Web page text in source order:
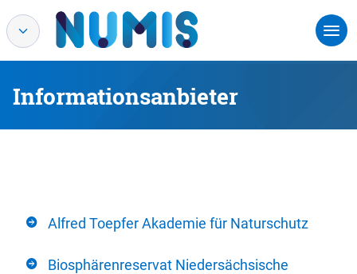
Informationsanbieter
Alfred Toepfer Akademie für Naturschutz
Biosphärenreservat Niedersächsische